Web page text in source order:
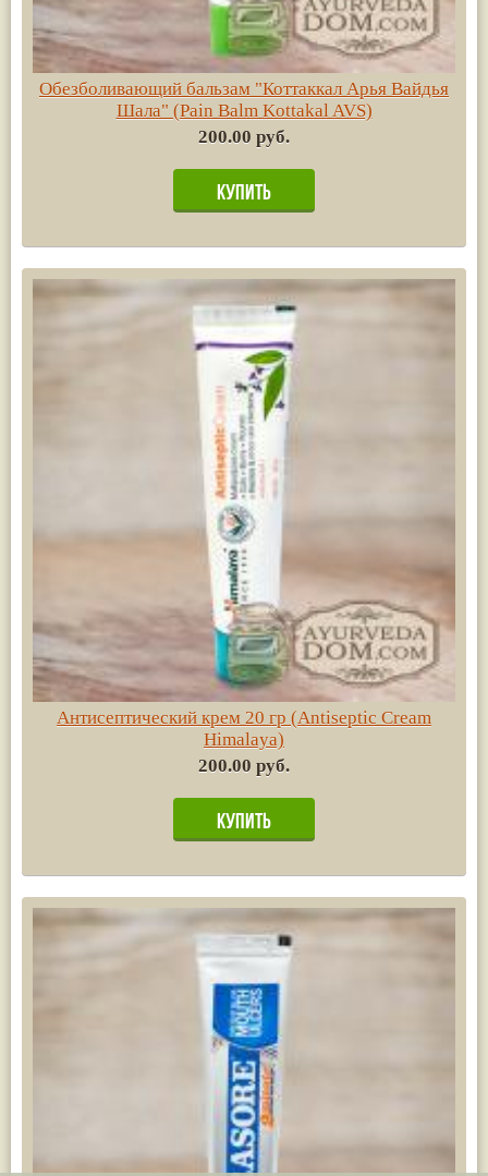
Обезболивающий бальзам "Коттаккал Арья Вайдья
Шала" (Pain Balm Kottakal AVS)
200.00 руб.
Антисептический крем 20 гр (Antiseptic Cream
Himalaya)
200.00 руб.